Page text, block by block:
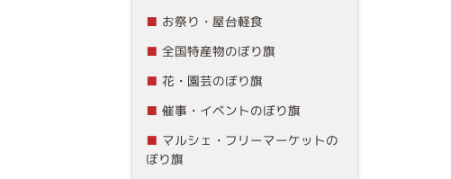
お祭り・屋台軽食
全国特産物のぼり旗
花・園芸のぼり旗
催事・イベントのぼり旗
マルシェ・フリーマーケットの
ぼり旗